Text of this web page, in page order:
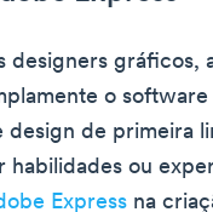
designers gráficos,
o
design de primeira
habilidades ou
Express na